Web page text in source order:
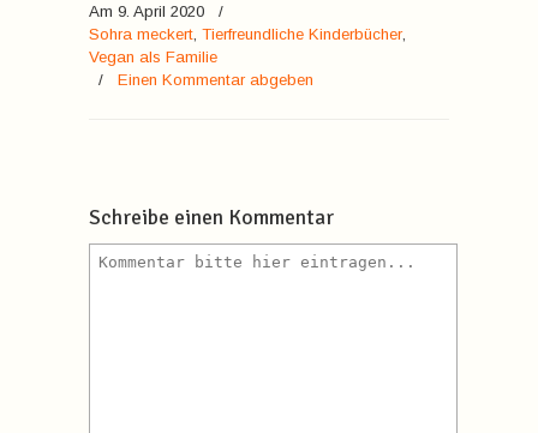
Am 9. April 2020
/
Sohra meckert Tierfreundliche Kinderbücher,
Vegan als Familie
/ Einen Kommentar abgeben
Schreibe einen Kommentar